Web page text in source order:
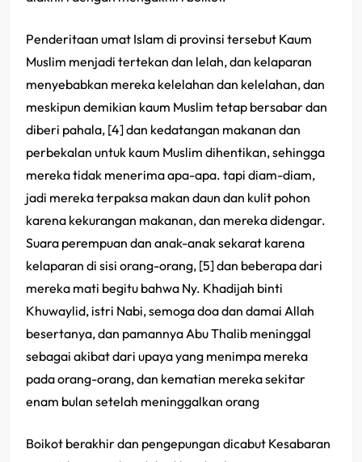
Penderitaan umat Islam di provinsi tersebut Kaum
Muslim menjadi tertekan dan lelah, dan kelaparan
menyebabkan mereka kelelahan dan kelelahan, dan
meskipun demikian kaum Muslim tetap bersabar dan
diberi pahala, [4] dan kedatangan makanan dan
perbekalan untuk kaum Muslim dihentikan, sehingga
mereka tidak menerima apa-apa. tapi diam-diam,
jadi mereka terpaksa makan daun dan kulit pohon
karena kekurangan makanan, dan mereka didengar.
Suara perempuan dan anak-anak sekarat karena
kelaparan di sisi orang-orang, [5] dan beberapa dari
mereka mati begitu bahwa Ny. Khadijah binti
Khuwaylid, istri Nabi, semoga doa dan damai Allah
besertanya, dan pamannya Abu Thalib meninggal
sebagai akibat dari upaya yang menimpa mereka
pada orang-orang, dan kematian mereka sekitar
enam bulan setelah meninggalkan orang
Boikot berakhir dan pengepungan dicabut Kesabaran